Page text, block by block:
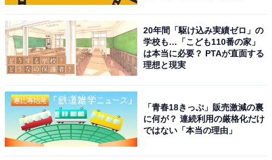
20年間「駆け込み実績ゼロ」の
学校も…「こども110番の家」
は本当に必要？ PTAが直面する
理想と現実
「青春18きっぷ」販売激減の裏
に何が？ 連続利用の厳格化だけ
ではない「本当の理由」